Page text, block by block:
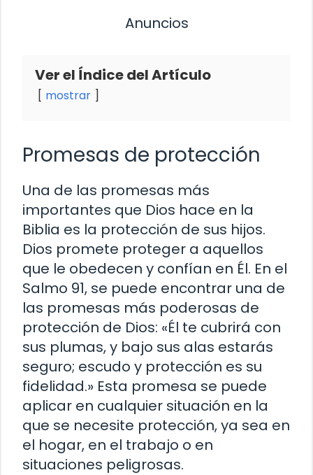
Anuncios
Ver el Índice del Artículo
mostrar
Promesas de protección
Una de las promesas más
importantes que Dios hace en la
Biblia es la protección de sus hijos.
Dios promete proteger a aquellos
que le obedecen y confían en Él. En el
Salmo 91, se puede encontrar una de
las promesas más poderosas de
protección de Dios: «Él te cubrirá con
sus plumas, y bajo sus alas estarás
seguro; escudo y protección es su
fidelidad.» Esta promesa se puede
aplicar en cualquier situación en la
que se necesite protección, ya sea en
el hogar, en el trabajo o en
situaciones peligrosas.